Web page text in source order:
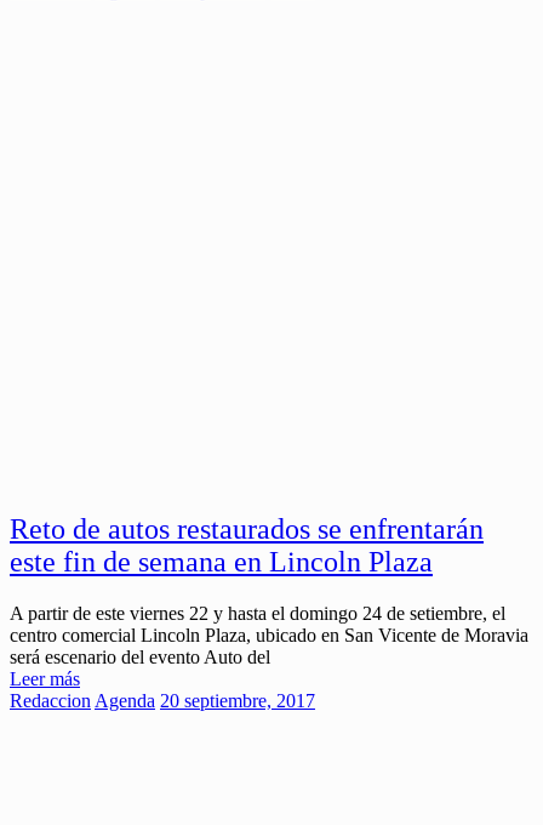
Reto de autos restaurados se enfrentarán
este fin de semana en Lincoln Plaza
A partir de este viernes 22 y hasta el domingo 24 de setiembre, el
centro comercial Lincoln Plaza, ubicado en San Vicente de Moravia
será escenario del evento Auto del
Leer más
Redaccion Agenda 20 septiembre, 2017